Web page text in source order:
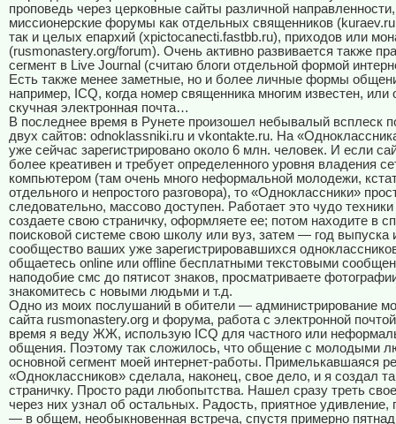
проповедь через церковные сайты различной направленности,
миссионерские форумы как отдельных священников
так и целых епархий (xpictocanecti.fastbb.ru), приходов или
(rusmonastery.org/forum). Очень активно развивается также
сегмент в Live Journal (считаю блоги отдельной формой
Есть также менее заметные, но и более личные формы
например, ICQ, когда номер священника многим известен, или
скучная электронная почта…
В последнее время в Рунете произошел небывалый всплеск
двух сайтов: оdnoklassniki.ru и vkontakte.ru. На
уже сейчас зарегистрировано около 6 млн. человек. И если
более креативен и требует определенного уровня владения
компьютером (там очень много неформальной молодежи,
отдельного и непростого разговора), то «Одноклассники»
следовательно, массово доступен. Работает это чудо
создаете свою страничку, оформляете ее; потом находите в
поисковой системе свою школу или вуз, затем — год выпуска
сообщество ваших уже зарегистрировавшихся
общаетесь online или offline бесплатными текстовыми
наподобие смс до пятисот знаков, просматриваете
знакомитесь с новыми людьми и т.д.
Одно из моих послушаний в обители — администрирование
сайта rusmonastery.org и форума, работа с электронной
время я веду ЖЖ, использую ICQ для частного или
общения. Поэтому так сложилось, что общение с молодыми
основной сегмент моей интернет-работы. Примелькавшаяся
«Одноклассников» сделала, наконец, свое дело, и я создал
страничку. Просто ради любопытства. Нашел сразу треть
через них узнал об остальных. Радость, приятное удивление,
— в общем, необыкновенная встреча, спустя примерно